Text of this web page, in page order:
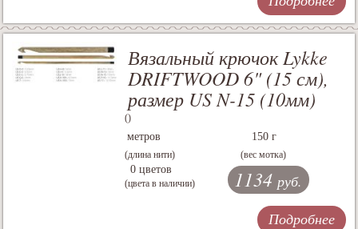
Вязальный крючок Lykke
DRIFTWOOD 6" (15 см),
размер US N-15 (10мм)
()
метров
(длина нити)
150 г
(вес мотка)
0 цветов
(цвета в наличии) 1134 руб.
Подробнее